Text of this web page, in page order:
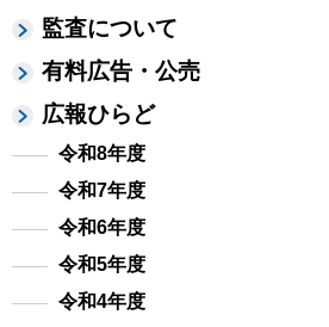
監査について
有料広告・公売
広報ひらど
令和8年度
令和7年度
令和6年度
令和5年度
令和4年度